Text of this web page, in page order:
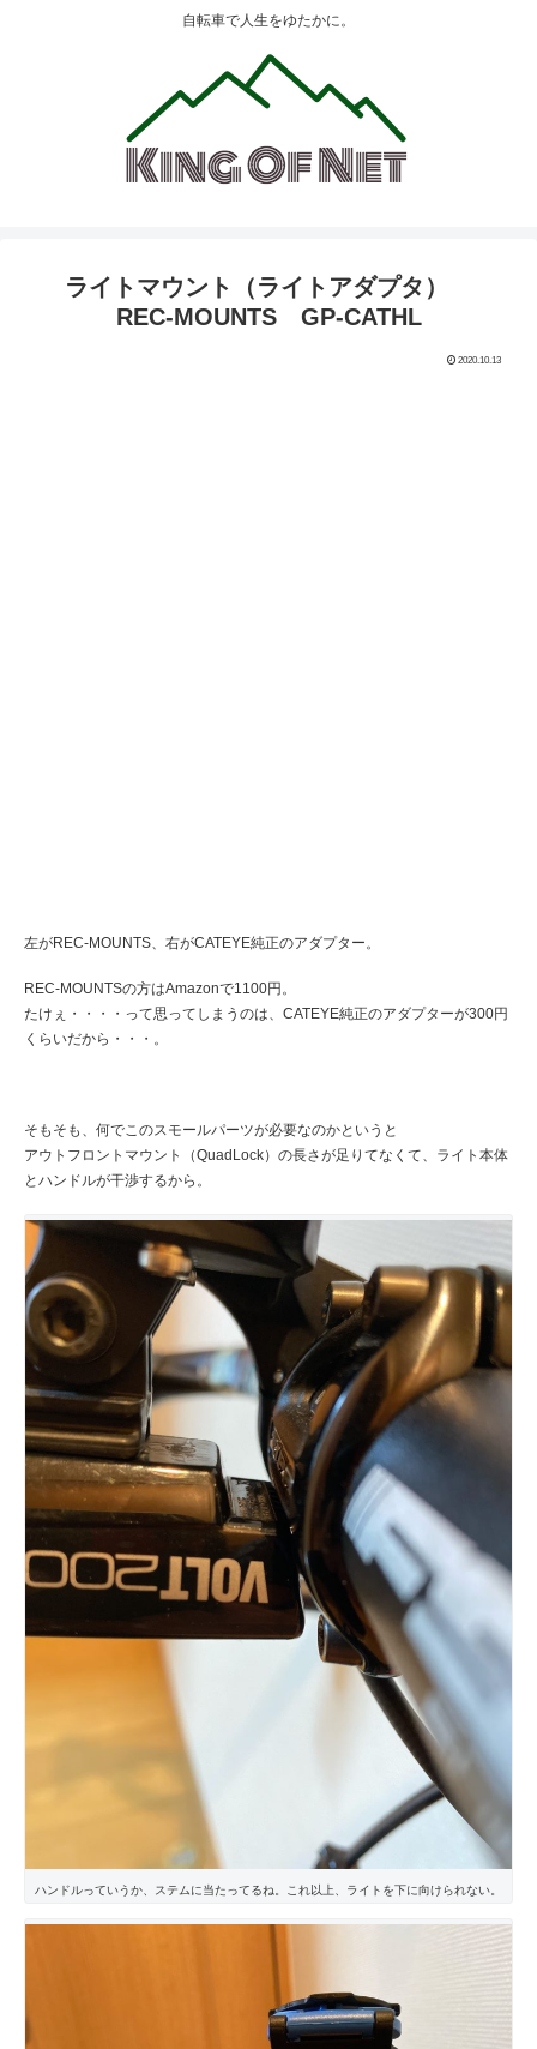
自転車で人生をゆたかに。
ライトマウント（ライトアダプタ）
REC-MOUNTS GP-CATHL
2020.10.13
左がREC-MOUNTS、右がCATEYE純正のアダプター。
REC-MOUNTSの方はAmazonで1100円。
たけぇ・・・・って思ってしまうのは、CATEYE純正のアダプターが300円
くらいだから・・・。
そもそも、何でこのスモールパーツが必要なのかというと
アウトフロントマウント（QuadLock）の長さが足りてなくて、ライト本体
とハンドルが干渉するから。
ハンドルっていうか、ステムに当たってるね。これ以上、ライトを下に向けられない。